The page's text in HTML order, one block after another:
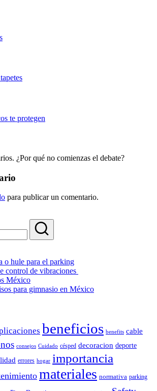
te protegen
¿Por qué no comienzas el debate?
para publicar un comentario.
o hule para el parking
control de vibraciones
México
para gimnasio en México
beneficios benefits cable
consejos Cuidado césped decoracion deporte
errores hogar importancia
materiales normativa parking